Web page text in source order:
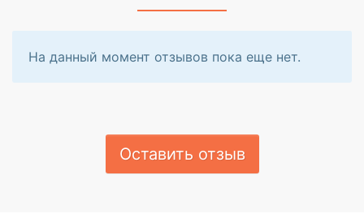
На данный момент отзывов пока еще нет.
Оставить отзыв